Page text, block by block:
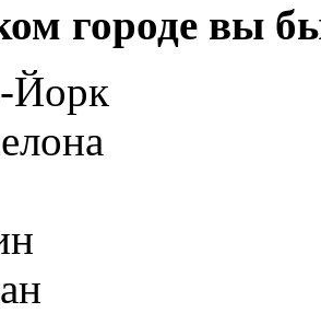
городе вы